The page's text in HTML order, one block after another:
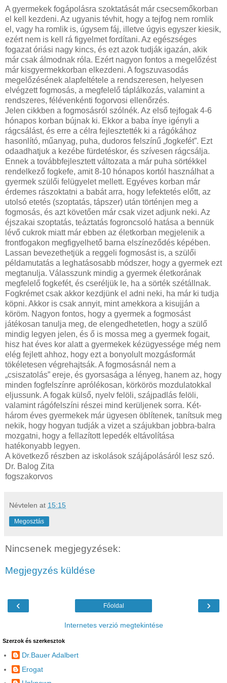
A gyermekek fogápolásra szoktatását már csecsemőkorban
el kell kezdeni. Az ugyanis tévhit, hogy a tejfog nem romlik
el, vagy ha romlik is, úgysem fáj, illetve úgyis egyszer kiesik,
ezért nem is kell rá figyelmet fordítani. Az egészséges
fogazat óriási nagy kincs, és ezt azok tudják igazán, akik
már csak álmodnak róla. Ezért nagyon fontos a megelőzést
már kisgyermekkorban elkezdeni. A fogszuvasodás
megelőzésének alapfeltétele a rendszeresen, helyesen
elvégzett fogmosás, a megfelelő táplálkozás, valamint a
rendszeres, félévenkénti fogorvosi ellenőrzés.
Jelen cikkben a fogmosásról szólnék. Az első tejfogak 4-6
hónapos korban bújnak ki. Ekkor a baba ínye igényli a
rágcsálást, és erre a célra fejlesztették ki a rágókához
hasonlító, műanyag, puha, dudoros felszínű „fogkefét”. Ezt
odaadhatjuk a kezébe fürdetéskor, és szívesen rágcsálja.
Ennek a továbbfejlesztett változata a már puha sörtékkel
rendelkező fogkefe, amit 8-10 hónapos kortól használhat a
gyermek szülői felügyelet mellett. Egyéves korban már
érdemes rászoktatni a babát arra, hogy lefektetés előtt, az
utolsó etetés (szoptatás, tápszer) után történjen meg a
fogmosás, és azt követően már csak vizet adjunk neki. Az
éjszakai szoptatás, teáztatás fogroncsoló hatása a bennük
lévő cukrok miatt már ebben az életkorban megjelenik a
frontfogakon megfigyelhető barna elszíneződés képében.
Lassan bevezethetjük a reggeli fogmosást is, a szülői
példamutatás a leghatásosabb módszer, hogy a gyermek ezt
megtanulja. Válasszunk mindig a gyermek életkorának
megfelelő fogkefét, és cseréljük le, ha a sörték szétállnak.
Fogkrémet csak akkor kezdjünk el adni neki, ha már ki tudja
köpni. Akkor is csak annyit, mint amekkora a kisujján a
köröm. Nagyon fontos, hogy a gyermek a fogmosást
játékosan tanulja meg, de elengedhetetlen, hogy a szülő
mindig legyen jelen, és ő is mossa meg a gyermek fogait,
hisz hat éves kor alatt a gyermekek kézügyessége még nem
elég fejlett ahhoz, hogy ezt a bonyolult mozgásformát
tökéletesen végrehajtsák. A fogmosásnál nem a
„csiszatolás” ereje, és gyorsasága a lényeg, hanem az, hogy
minden fogfelszínre aprólékosan, körkörös mozdulatokkal
eljussunk. A fogak külső, nyelv felöli, szájpadlás felöli,
valamint rágófelszíni részei mind kerüljenek sorra. Két-
három éves gyermekek már ügyesen öblítenek, tanítsuk meg
nekik, hogy hogyan tudják a vizet a szájukban jobbra-balra
mozgatni, hogy a fellazított lepedék eltávolítása
hatékonyabb legyen.
A következő részben az iskolások szájápolásáról lesz szó.
Dr. Balog Zita
fogszakorvos
Névtelen at 15:15
Megosztás
Nincsenek megjegyzések:
Megjegyzés küldése
‹ ›
Főoldal
Internetes verzió megtekintése
Szerzok és szerkesztok
Dr.Bauer Adalbert
Erogat